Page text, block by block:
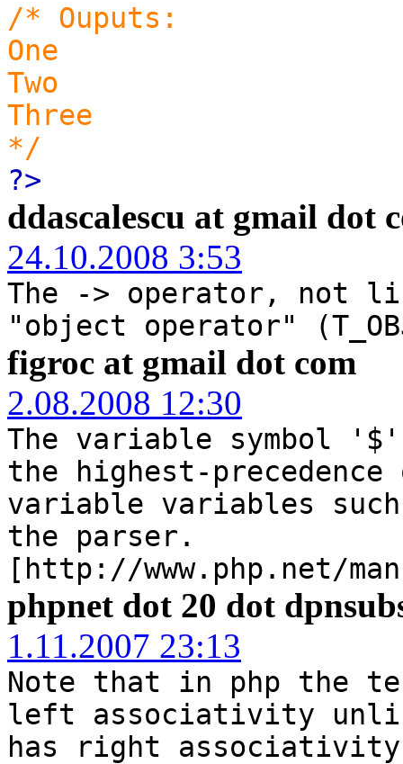
/* Ouputs:
One
Two
Three
*/
?>
ddascalescu at gmail dot
24.10.2008 3:53
The -> operator, not
"object operator"
figroc at gmail dot com
2.08.2008 12:30
The variable symbol
the highest-
variable variables
the parser.
[http://www.php.net/
phpnet dot 20 dot
1.11.2007 23:13
Note that in php the
left associativity
has right